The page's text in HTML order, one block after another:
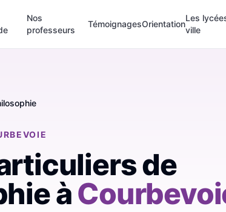
Nos
professeurs
TémoignagesOrientation
Les
ville
de
à